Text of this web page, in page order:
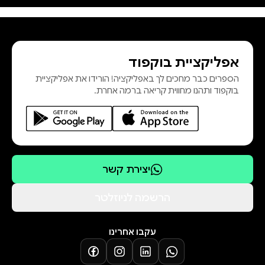
אפליקציית בוקפוד
הספרים כבר מחכים לך באפליקציה! הורידו את אפליקציית
בוקפוד ותהנו מחווית קריאה ברמה אחרת.
יצירת קשר
עקבו אחרינו